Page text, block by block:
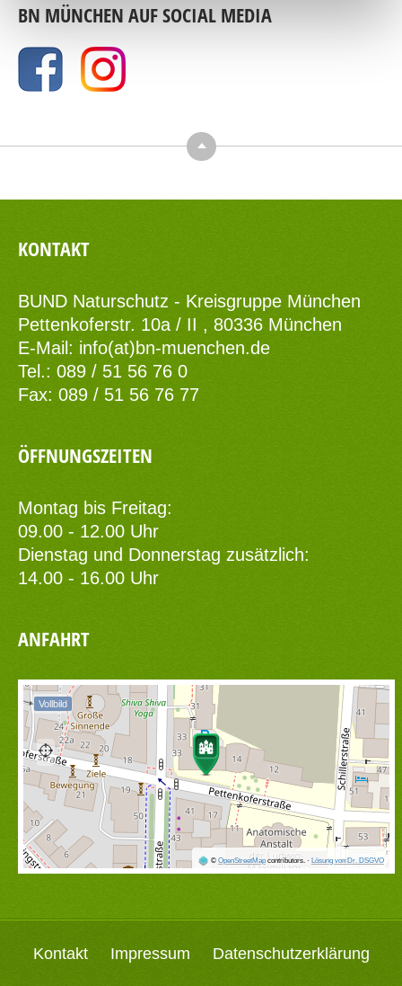
BN MÜNCHEN AUF SOCIAL MEDIA
Top
KONTAKT
BUND Naturschutz - Kreisgruppe München
Pettenkoferstr. 10a / II , 80336 München
E-Mail: info(at)bn-muenchen.de
Tel.: 089 / 51 56 76 0
Fax: 089 / 51 56 76 77
ÖFFNUNGSZEITEN
Montag bis Freitag:
09.00 - 12.00 Uhr
Dienstag und Donnerstag zusätzlich:
14.00 - 16.00 Uhr
ANFAHRT
© OpenStreetMapcontributors. · Lösung von Dr. DSGVO
Vollbild
Kontakt Impressum Datenschutzerklärung